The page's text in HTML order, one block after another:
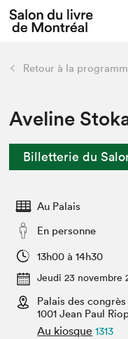
Espace
Espace
Espace médias
L'événement
Préparer sa
Actualités
SLM PRO
retour
Préparer sa visite
Salon dans la ville
Projets partenaires
Liens pratiques
Retour à la
Aveline
Billetterie du
Au Palais
En personne
13h00 à 14h30
Jeudi 23 novembre
Palais des
1001 Jean Paul
Au kiosque 1313